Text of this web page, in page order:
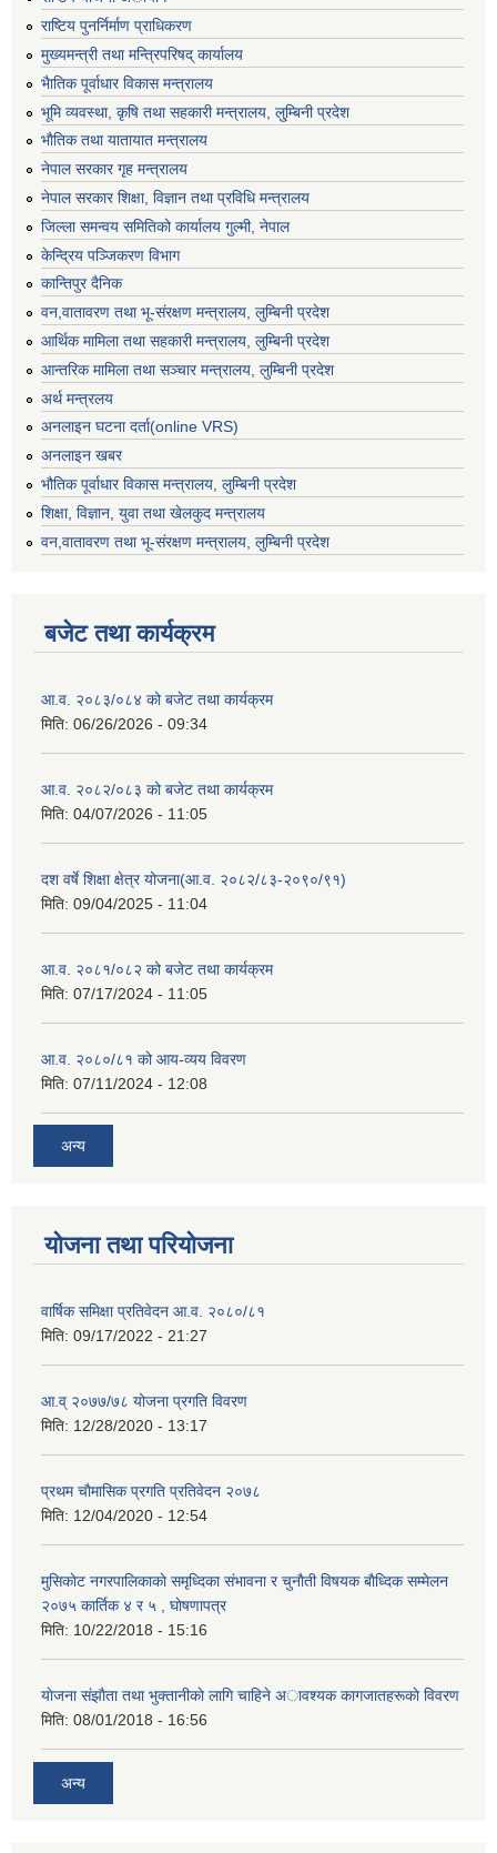
राष्टिय पुनर्निर्माण प्राधिकरण
मुख्यमन्त्री तथा मन्त्रिपरिषद् कार्यालय
भैातिक पूर्वाधार विकास मन्त्रालय
भूमि व्यवस्था, कृषि तथा सहकारी मन्त्रालय, लु्म्बिनी प्रदेश
भाैतिक तथा यातायात मन्त्रालय
नेपाल सरकार गृह मन्त्रालय
नेपाल सरकार शिक्षा, विज्ञान तथा प्रविधि मन्त्रालय
जिल्ला समन्वय समितिको कार्यालय गुल्मी, नेपाल
केन्द्रिय पञ्जिकरण विभाग
कान्तिपुर दैनिक
वन,वातावरण तथा भू-संरक्षण मन्त्रालय, लुम्बिनी प्रदेश
आर्थिक मामिला तथा सहकारी मन्त्रालय, लुम्बिनी प्रदेश
आन्तरिक मामिला तथा सञ्चार मन्त्रालय, लुम्बिनी प्रदेश
अर्थ मन्त्रलय
अनलाइन घटना दर्ता(online VRS)
अनलाइन खबर
भौतिक पूर्वाधार विकास मन्त्रालय, लुम्बिनी प्रदेश
शिक्षा, विज्ञान, युवा तथा खेलकुद मन्‍‍त्रालय
वन,वातावरण तथा भू-संरक्षण मन्त्रालय, लुम्बिनी प्रदेश
बजेट तथा कार्यक्रम
आ.व. २०८३/०८४ को बजेट तथा कार्यक्रम
मिति: 06/26/2026 - 09:34
आ.व. २०८२/०८३ को बजेट तथा कार्यक्रम
मिति: 04/07/2026 - 11:05
दश वर्षे शिक्षा क्षेत्र योजना(आ.व. २०८२/८३-२०९०/९१)
मिति: 09/04/2025 - 11:04
आ.व. २०८१/०८२ को बजेट तथा कार्यक्रम
मिति: 07/17/2024 - 11:05
आ.व. २०८०/८१ को आय-व्यय विवरण
मिति: 07/11/2024 - 12:08
अन्य
योजना तथा परियोजना
वार्षिक समिक्षा प्रतिवेदन आ.व. २०८०/८१
मिति: 09/17/2022 - 21:27
आ.व् २०७७/७८ योजना प्रगति विवरण
मिति: 12/28/2020 - 13:17
प्रथम चाैमासिक प्रगति प्रतिवेदन २०७८
मिति: 12/04/2020 - 12:54
मुसिकाेट नगरपालिकाकाे समृध्दिका संभावना र चुनाैती विषयक बाैध्दिक सम्मेलन
२०७५ कार्तिक ४ र ५ , घाेषणापत्र
मिति: 10/22/2018 - 15:16
याेजना संझाैता तथा भुक्तानीकाे लागि चाहिने अावश्यक कागजातहरूकाे विवरण
मिति: 08/01/2018 - 16:56
अन्य